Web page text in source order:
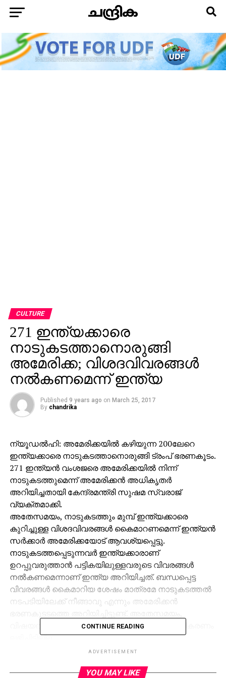
CULTURE
271 ഇന്ത്യക്കാരെ
നാടുകടത്താനൊരുങ്ങി
അമേരിക്ക; വിശദവിവരങ്ങള്‍
നല്‍കണമെന്ന് ഇന്ത്യ
Published 9 years ago on March 25, 2017
By chandrika
ന്യൂഡല്‍ഹി: അമേരിക്കയില്‍ കഴിയുന്ന 200ലേറെ
ഇന്ത്യക്കാരെ നാടുകടത്താനൊരുങ്ങി ട്രംപ് ഭരണകൂടം.
271 ഇന്ത്യന്‍ വംശജരെ അമേരിക്കയില്‍ നിന്ന്
നാടുകടത്തുമെന്ന് അമേരിക്കന്‍ അധികൃതര്‍
അറിയിച്ചതായി കേന്ദ്രമന്ത്രി സുഷമ സ്വരാജ്
വ്യക്തമാക്കി.
അതേസമയം, നാടുകടത്തും മുമ്പ് ഇന്ത്യക്കാരെ
കുറിച്ചുള്ള വിശദവിവരങ്ങള്‍ കൈമാറണമെന്ന് ഇന്ത്യന്‍
സര്‍ക്കാര്‍ അമേരിക്കയോട് ആവശ്യപ്പെട്ടു.
നാടുകടത്തപ്പെടുന്നവര്‍ ഇന്ത്യക്കാരാണ്
ഉറപ്പുവരുത്താന്‍ പട്ടികയിലുള്ളവരുടെ വിവരങ്ങള്‍
നല്‍കണമെന്നാണ് ഇന്ത്യ അറിയിച്ചത്. ബന്ധപ്പെട്ട
വിവരങ്ങള്‍ കൈമാറിയ ശേഷം മാത്രമേ നാടുകടത്തല്‍
നടപടിയിലേക്ക് നീങ്ങാവൂ എന്നും അമേരിക്കന്‍
വിഷയത്തില്‍ യുഎസില്‍ നിന്ന് ഇതുവരെ പ്രതികരണം
ലഭിച്ചിട്ടില്ല.
പാര്‍ലമെന്റിലെ ചോദ്യോത്തര വേളയില്‍ വിദേശകാര്യ
CONTINUE READING
ADVERTISEMENT
YOU MAY LIKE